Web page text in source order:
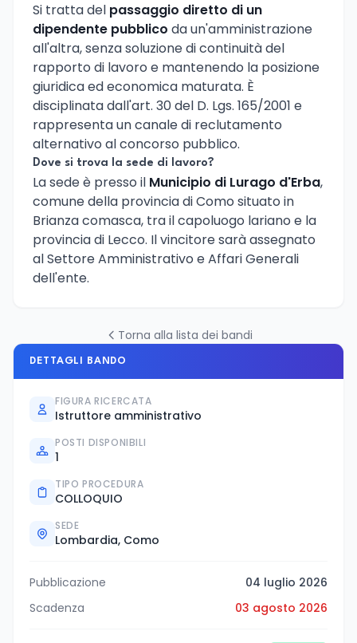
Si tratta del passaggio diretto di un
dipendente pubblico da un'amministrazione
all'altra, senza soluzione di continuità del
rapporto di lavoro e mantenendo la posizione
giuridica ed economica maturata. È
disciplinata dall'art. 30 del D. Lgs. 165/2001 e
rappresenta un canale di reclutamento
alternativo al concorso pubblico.
Dove si trova la sede di lavoro?
La sede è presso il Municipio di Lurago d'Erba,
comune della provincia di Como situato in
Brianza comasca, tra il capoluogo lariano e la
provincia di Lecco. Il vincitore sarà assegnato
al Settore Amministrativo e Affari Generali
dell'ente.
Torna alla lista dei bandi
DETTAGLI BANDO
FIGURA RICERCATA
Istruttore amministrativo
POSTI DISPONIBILI
1
TIPO PROCEDURA
COLLOQUIO
SEDE
Lombardia, Como
Pubblicazione
04 luglio 2026
Scadenza
03 agosto 2026